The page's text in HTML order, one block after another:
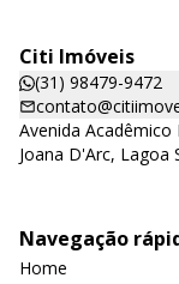
Citi Imóveis
(31) 98479-9472
Avenida Acadêmico
Joana D'Arc, Lagoa
Navegação
Home